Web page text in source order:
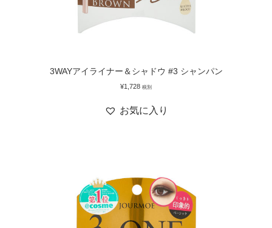
3WAYアイライナー＆シャドウ #3 シャンパン
¥1,728 税別
お気に入り